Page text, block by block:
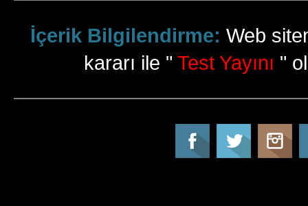
İçerik Bilgilendirme: Web
kararı ile " Test Yayını "